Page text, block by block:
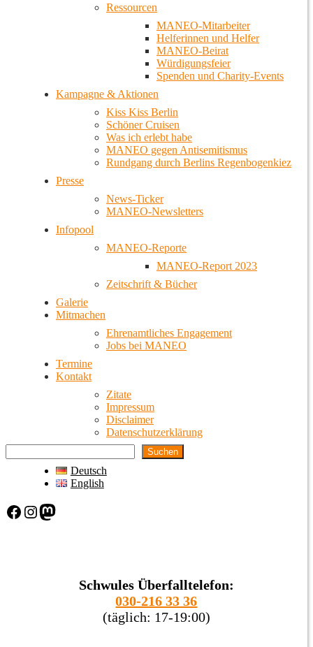
Ressourcen
MANEO-Mitarbeiter
Helferinnen und Helfer
MANEO-Beirat
Würdigungsfeier
Spenden und Charity-Events
Kampagne & Aktionen
Kiss Kiss Berlin
Schöner Cruisen
Was ich erlebt habe
MANEO gegen Antisemitismus
Rundgang durch Berlins Regenbogenkiez
Presse
News-Ticker
MANEO-Newsletters
Infopool
MANEO-Reporte
MANEO-Report 2023
Zeitschrift & Bücher
Galerie
Mitmachen
Ehrenamtliches Engagement
Jobs bei MANEO
Termine
Kontakt
Zitate
Impressum
Disclaimer
Datenschutzerklärung
Suchen
Deutsch
English
Facebook Instagram Mastodon
Schwules Überfalltelefon:
030-216 33 36
(täglich: 17-19:00)